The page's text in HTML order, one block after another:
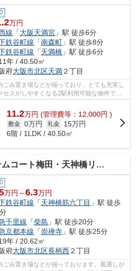
万円
線 「大阪天満宮 」駅 徒歩6分
鉄谷町線 「南森町 」駅 徒歩8分
鉄谷町線 「天満橋 」駅 徒歩6分
年 / 40.50㎡
府大阪市北区天満２丁目
み置き場などが揃っており、とても充実し
セスがしやすくなる2駅利用可能な物件で
ョンの個性...
11.2万円 (管理費等：12,000円 )
敷金 0万円 礼金
15万円
6階 / 1LDK / 40.50㎡
ート梅田・天神橋リバーフロント
万円～6.3万円
鉄谷町線 「天神橋筋六丁目 」駅 徒歩
千里線 「柴島 」駅 徒歩20分
京都本線 「崇禅寺 」駅 徒歩25分
年 / 20.62㎡
府大阪市北区長柄西２丁目
み置き場などが揃っております。風通しが